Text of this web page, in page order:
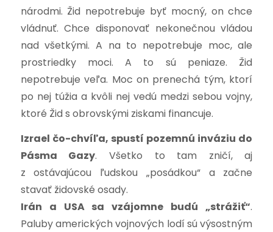
národmi. Žid nepotrebuje byť mocný, on chce
vládnuť. Chce disponovať nekonečnou vládou
nad všetkými. A na to nepotrebuje moc, ale
prostriedky moci. A to sú peniaze. Žid
nepotrebuje veľa. Moc on prenechá tým, ktorí
po nej túžia a kvôli nej vedú medzi sebou vojny,
ktoré Žid s obrovskými ziskami financuje.
Izrael čo-chvíľa, spustí pozemnú inváziu do
Pásma Gazy. Všetko to tam zničí, aj
z ostávajúcou ľudskou „posádkou“ a začne
stavať židovské osady.
Irán a USA sa vzájomne budú „strážiť“.
Paluby amerických vojnových lodí sú výsostným